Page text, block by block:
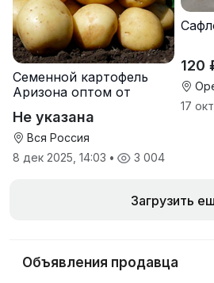
Семенной картофель
Аризона оптом от
Не указана
Вся Россия
8 дек 2025, 14:03 • 3 004
120
17
Загрузить
Объявления продавца